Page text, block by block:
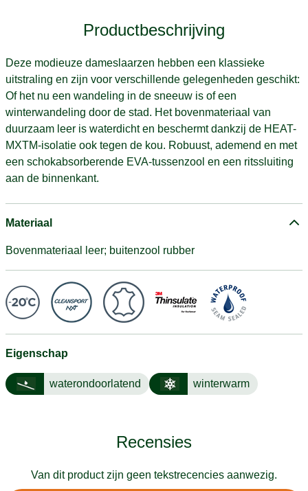
Productbeschrijving
Deze modieuze dameslaarzen hebben een klassieke
uitstraling en zijn voor verschillende gelegenheden geschikt:
Of het nu een wandeling in de sneeuw is of een
winterwandeling door de stad. Het bovenmateriaal van
duurzaam leer is waterdicht en beschermt dankzij de HEAT-
MXTM-isolatie ook tegen de kou. Robuust, ademend en met
een schokabsorberende EVA-tussenzool en een ritssluiting
aan de binnenkant.
Materiaal
Bovenmateriaal leer; buitenzool rubber
Eigenschap
waterondoorlatend winterwarm
Recensies
Van dit product zijn geen tekstrecencies aanwezig.